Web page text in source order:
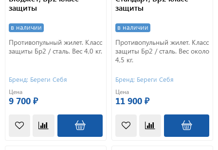
защиты
в наличии
Противопульный жилет. Класс
защиты Бр2 / сталь. Вес 4,0 кг.
Бренд: Береги Себя
Цена
9 700 ₽
защиты
в наличии
Противопульный жилет. Класс
защиты Бр2 / сталь. Вес около
4,5 кг.
Бренд: Береги Себя
Цена
11 900 ₽